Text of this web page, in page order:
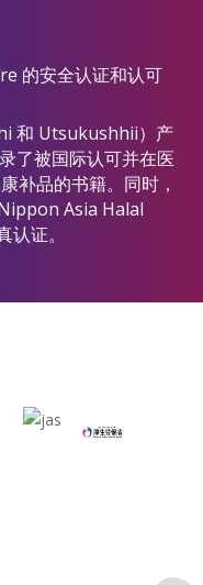
的安全认证和认可
和 Utsukushhii）产
了被国际认可并在医
补品的书籍。同时，
Asia Halal
证。